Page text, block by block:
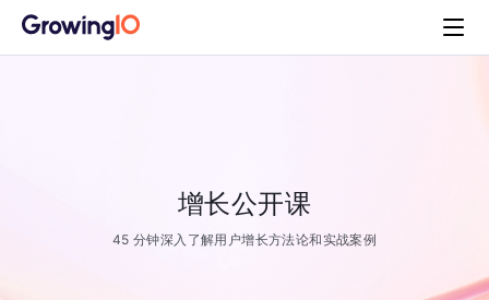
增长公开课
45 分钟深入了解用户增长方法论和实战案例